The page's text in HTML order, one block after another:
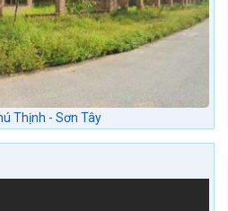
Thịnh - Sơn Tây